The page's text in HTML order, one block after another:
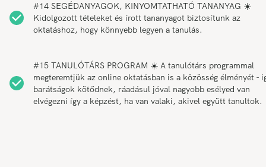
#14 SEGÉDANYAGOK, KINYOMTATHATÓ TANANYAG ☀️
Kidolgozott tételeket és írott tananyagot biztosítunk az
oktatáshoz, hogy könnyebb legyen a tanulás.
#15 TANULÓTÁRS PROGRAM ☀️ A tanulótárs programmal
megteremtjük az online oktatásban is a közösség élményét -
barátságok kötődnek, ráadásul jóval nagyobb esélyed van
elvégezni így a képzést, ha van valaki, akivel együtt tanultok.